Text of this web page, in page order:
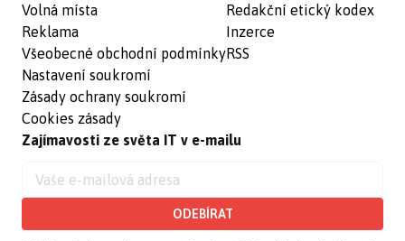
Volná místa
Reklama
Všeobecné obchodní podmínky
Nastavení soukromí
Zásady ochrany soukromí
Cookies zásady
Redakční etický kodex
Inzerce
RSS
Zajímavosti ze světa IT v e-mailu
ODEBÍRAT